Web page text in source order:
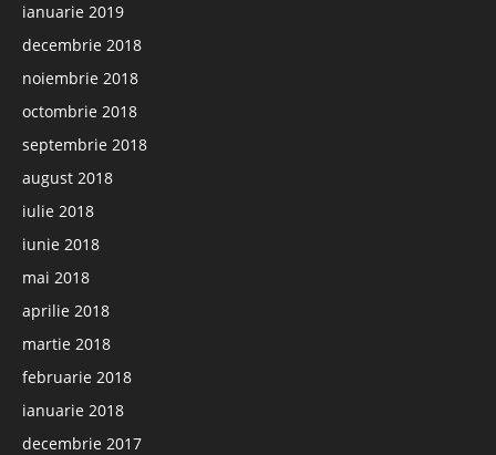
ianuarie 2019
decembrie 2018
noiembrie 2018
octombrie 2018
septembrie 2018
august 2018
iulie 2018
iunie 2018
mai 2018
aprilie 2018
martie 2018
februarie 2018
ianuarie 2018
decembrie 2017